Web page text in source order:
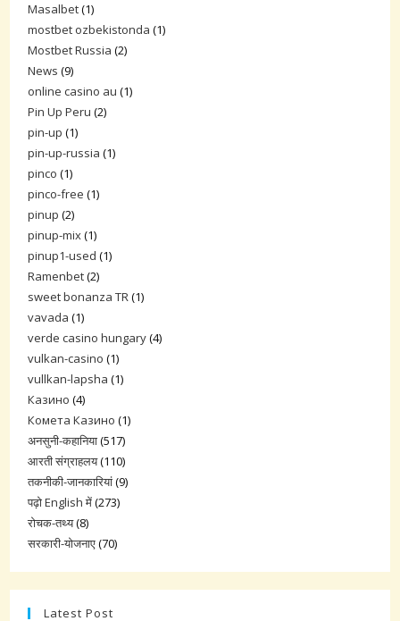
Masalbet(1)
mostbet ozbekistonda (1)
Mostbet Russia (2)
News (9)
online casino au (1)
Pin Up Peru (2)
pin-up (1)
pin-up-russia (1)
pinco (1)
pinco-free (1)
pinup (2)
pinup-mix(1)
pinup1-used (1)
Ramenbet(2)
sweet bonanza TR(1)
vavada (1)
verde casino hungary(4)
vulkan-casino (1)
vullkan-lapsha (1)
Казино (4)
Комета Казино (1)
अनसुनी-कहानिया(517)
आरती संग्राहलय(110)
तकनीकी-जानकारियां(9)
पढ़ो English में(273)
रोचक-तथ्य(8)
सरकारी-योजनाए(70)
Latest Post